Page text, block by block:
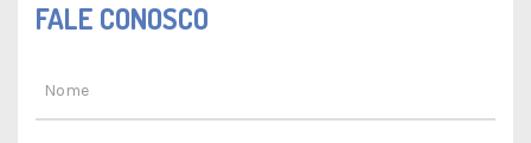
FALE CONOSCO